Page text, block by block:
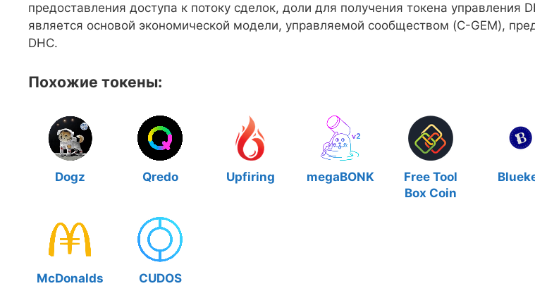
предоставления доступа к потоку сделок, доли для получения токена управления
является основой экономической модели, управляемой сообществом (C-GEM),
DHC.
Похожие токены:
Dogz Qredo Upfiring megaBONK
Free Tool
Box Coin
McDonalds
CUDOS